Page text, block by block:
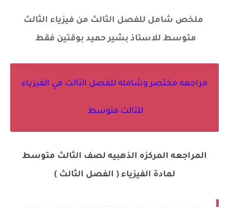
ملخص شامل للفصل الثالث من فيزياء الثالث
متوسط للاستاذ بشير حميد بوقتين فقط
مراجعه مختصر وشامله للفصل الثالث في الفيزياء
للثالث متوسط
المراجعه المركزه الذهبيه لصف الثالث متوسط
لمادة الفيزياء ( الفصل الثالث )